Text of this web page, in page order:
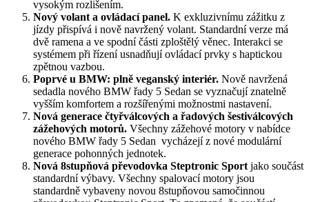
vysokým rozlišením.
Nový volant a ovládací panel. K exkluzivnímu zážitku z
jízdy přispívá i nově navržený volant. Standardní verze má
dvě ramena a ve spodní části zploštělý věnec. Interakci se
systémem při řízení usnadňují ovládací prvky s haptickou
zpětnou vazbou.
Poprvé u BMW: plně veganský interiér. Nově navržená
sedadla nového BMW řady 5 Sedan se vyznačují znatelně
vyšším komfortem a rozšířenými možnostmi nastavení.
Nová generace čtyřválcových a řadových šestiválcových
zážehových motorů. Všechny zážehové motory v nabídce
nového BMW řady 5 Sedan vycházejí z nové modulární
generace pohonných jednotek.
Nová 8stupňová převodovka Steptronic Sport jako součást
standardní výbavy. Všechny spalovací motory jsou
standardně vybaveny novou 8stupňovou samočinnou